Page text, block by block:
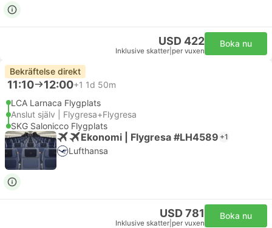
USD 422
Inklusive skatter per vuxen
Boka nu
Bekräftelse direkt
11:10 12:00+1 1d 50m
LCA Larnaca Flygplats
Anslut själv | Flygresa+Flygresa
SKG Salonicco Flygplats
Ekonomi | Flygresa #LH4589 +1
Lufthansa
USD 781
Inklusive skatter per vuxen
Boka nu